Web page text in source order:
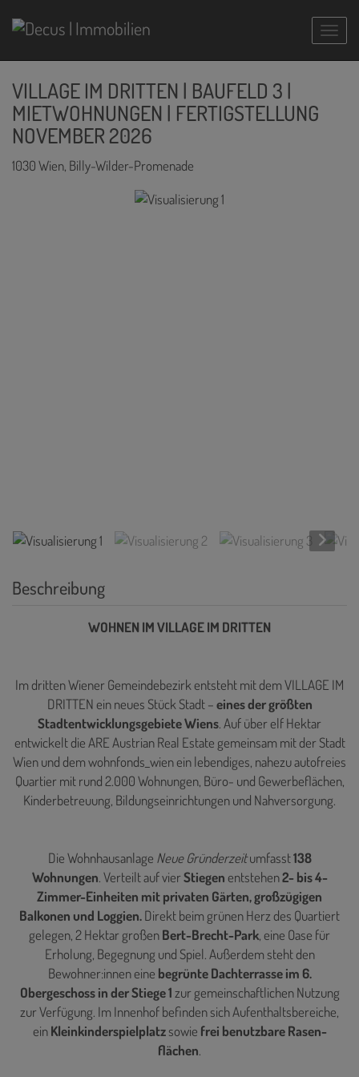
VILLAGE IM DRITTEN | BAUFELD 3 |
MIETWOHNUNGEN | FERTIGSTELLUNG
NOVEMBER 2026
1030 Wien, Billy-Wilder-Promenade
Visualisierung 1
Beschreibung
WOHNEN IM VILLAGE IM DRITTEN
Im dritten Wiener Gemeindebezirk entsteht mit dem VILLAGE IM
DRITTEN ein neues Stück Stadt –eines der größten
Stadtentwicklungsgebiete Wiens. Auf über elf Hektar
entwickelt die ARE Austrian Real Estate gemeinsam mit der Stadt
Wien und dem wohnfonds_wien ein lebendiges, nahezu autofreies
Quartier mit rund 2.000 Wohnungen, Büro- und Gewerbeflächen,
Kinderbetreuung, Bildungseinrichtungen und Nahversorgung.
Die Wohnhausanlage Neue Gründerzeitumfasst138
Wohnungen. Verteilt auf vierStiegen entstehen2- bis 4-
Zimmer-Einheiten mit privaten Gärten, großzügigen
Balkonen und Loggien.Direkt beim grünen Herz des Quartiert
gelegen, 2 Hektar großenBert-Brecht-Park, eine Oase für
Erholung, Begegnung und Spiel. Außerdem steht den
Bewohner:innen eine begrünte Dachterrasse im 6.
Obergeschoss in der Stiege 1zur gemeinschaftlichen Nutzung
zur Verfügung. Im Innenhof befinden sich Aufenthaltsbereiche,
einKleinkinderspielplatzsowie frei benutzbare Rasen-
flächen.